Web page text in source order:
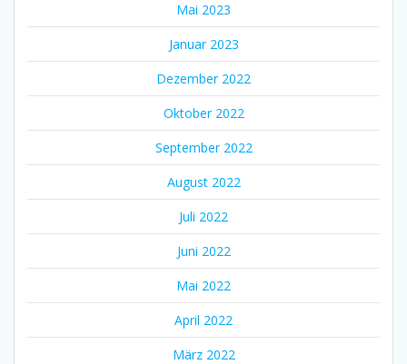
Mai 2023
Januar 2023
Dezember 2022
Oktober 2022
September 2022
August 2022
Juli 2022
Juni 2022
Mai 2022
April 2022
März 2022